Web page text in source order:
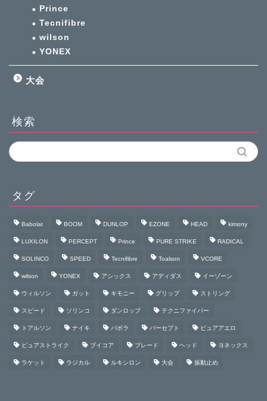
Prince
Tecnifibre
wilson
YONEX
大会
検索
タグ
Babolat BOOM DUNLOP EZONE HEAD kimony
LUXILON PERCEPT Prince PURE STRIKE RADICAL
SOLINCO SPEED Tecnifibre Toalson VCORE
wilson YONEX アシックス アディダス イーゾーン
ウィルソン ガット キモニー グリップ ストリング
スピード ソリンコ ダンロップ テクニファイバー
トアルソン ナイキ バボラ パーセプト ピュアアエロ
ピュアストライク ブイコア ブレード ヘッド ヨネックス
ラケット ラジカル ルキシロン 大会 振動止め